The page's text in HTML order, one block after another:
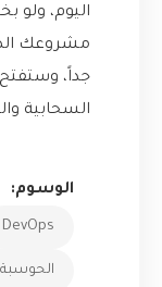
اليوم، ولو
مشروعك
جداً،
السحابية والـ DevOps. بالتوفيق في رحلتكم! 😉
الوسوم:
DevOps
الحوسبة